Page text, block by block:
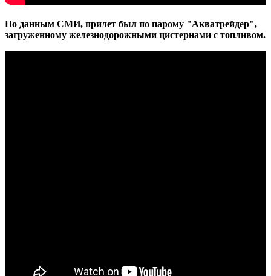
По данным СМИ, прилет был по парому "Акватрейдер",
загруженному железнодорожными цистернами с топливом.